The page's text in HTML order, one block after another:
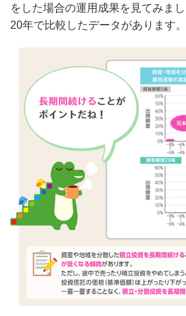
をした場合の運用成果を見てみま
20年で比較したデータがあります。